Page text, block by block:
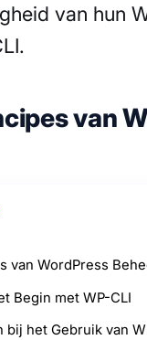
van hun
van
van WordPress
Begin met WP-CLI
bij het Gebruik van